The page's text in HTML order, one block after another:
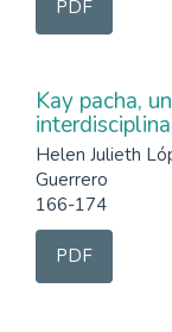
PDF
Kay pacha,
Helen Julieth
Guerrero
166-174
PDF